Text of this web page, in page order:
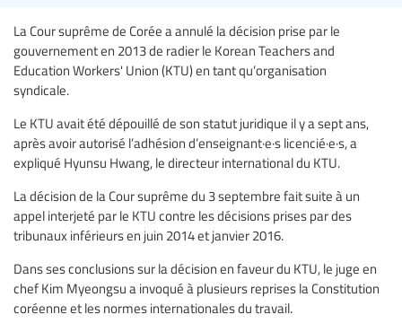
La Cour suprême de Corée a annulé la décision prise par le
gouvernement en 2013 de radier le Korean Teachers and
Education Workers' Union (KTU) en tant qu’organisation
syndicale.
Le KTU avait été dépouillé de son statut juridique il y a sept ans,
après avoir autorisé l’adhésion d’enseignant·e·s licencié·e·s, a
expliqué Hyunsu Hwang, le directeur international du KTU.
La décision de la Cour suprême du 3 septembre fait suite à un
appel interjeté par le KTU contre les décisions prises par des
tribunaux inférieurs en juin 2014 et janvier 2016.
Dans ses conclusions sur la décision en faveur du KTU, le juge en
chef Kim Myeongsu a invoqué à plusieurs reprises la Constitution
coréenne et les normes internationales du travail.